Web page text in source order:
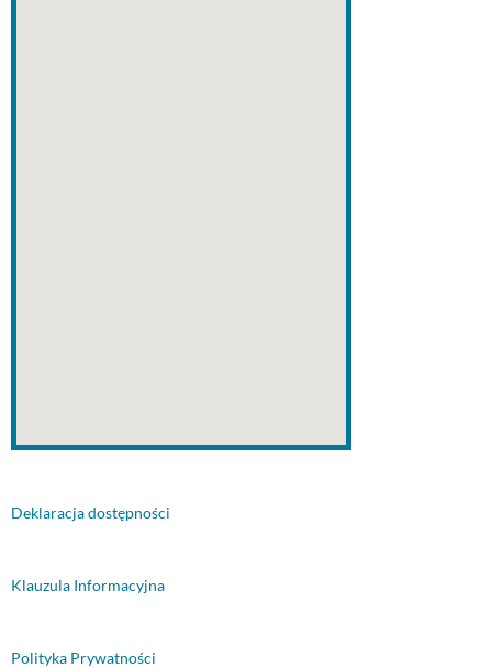
Deklaracja dostępności
Klauzula Informacyjna
Polityka Prywatności